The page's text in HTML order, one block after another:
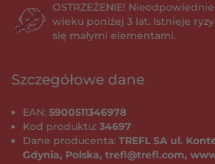
OSTRZEŻENIE!
wieku poniżej 3 lat. Istnieje
się małymi elementami.
Szczegółowe dane
EAN: 5900511346978
Kod produktu: 34697
Dane producenta: TREFL SA ul.
Gdynia, Polska, trefl@trefl.com,